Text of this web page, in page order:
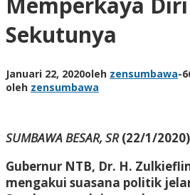
Sekutunya
Januari 22, 2020oleh zensumbawa-
oleh zensumbawa
SUMBAWA BESAR, SR(22/1/2020)
Gubernur NTB, Dr. H.
mengakui suasana politik